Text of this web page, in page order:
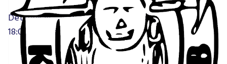
Det innkalles til årsmøte i TKK, onsdag 23.03.22 kl
18:00, Storgata camping.